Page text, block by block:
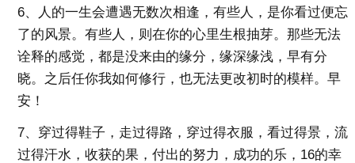
6、人的一生会遭遇无数次相逢，有些人，是你看过便忘
了的风景。有些人，则在你的心里生根抽芽。那些无法
诠释的感觉，都是没来由的缘分，缘深缘浅，早有分
晓。之后任你我如何修行，也无法更改初时的模样。早
安！
7、穿过得鞋子，走过得路，穿过得衣服，看过得景，流
过得汗水，收获的果，付出的努力，成功的乐，16的幸